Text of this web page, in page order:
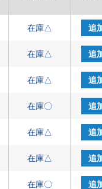
在庫△ 追
在庫△ 追
在庫△ 追
在庫〇 追
在庫△ 追
在庫△ 追
在庫〇 追